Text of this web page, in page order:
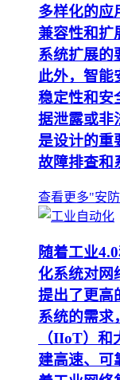
多样化的应
兼容性和扩
系统扩展的
此外，智能
稳定性和安
据泄露或非
是设计的重
故障排查和
查看更多"安
随着工业
化系统对网
提出了更高
系统的需求
（IIoT）
建高速、可